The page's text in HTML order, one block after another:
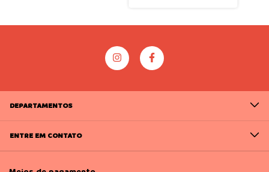
DEPARTAMENTOS
ENTRE EM CONTATO